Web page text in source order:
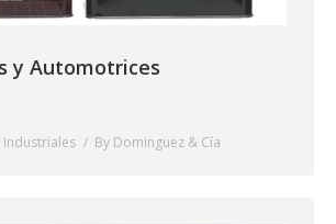
y Automotrices
Industriales By Dominguez & Cía